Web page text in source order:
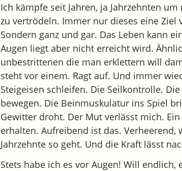
Ich kämpfe seit Jahren, ja Jahrzehnten
zu vertrödeln. Immer nur dieses eine
Sondern ganz und gar. Das Leben kann
Augen liegt aber nicht erreicht wird.
unbestrittenen die man erklettern will
steht vor einem. Ragt auf. Und immer
Steigeisen schleifen. Die Seilkontrolle.
bewegen. Die Beinmuskulatur ins Spiel
Gewitter droht. Der Mut verlässt mich.
erhalten. Aufreibend ist das.
Jahrzehnte so geht. Und die Kraft lässt
Stets habe ich es vor Augen! Will